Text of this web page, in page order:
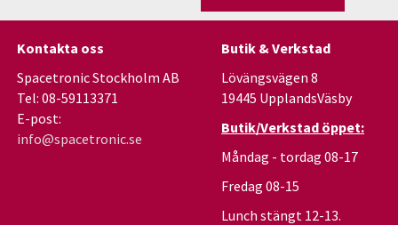
Kontakta oss
Spacetronic Stockholm AB
Tel: 08-59113371
E-post:
info@spacetronic.se
Butik & Verkstad
Lövängsvägen 8
19445 UpplandsVäsby
Butik/Verkstad öppet:
Måndag - tordag 08-17
Fredag 08-15
Lunch stängt 12-13.